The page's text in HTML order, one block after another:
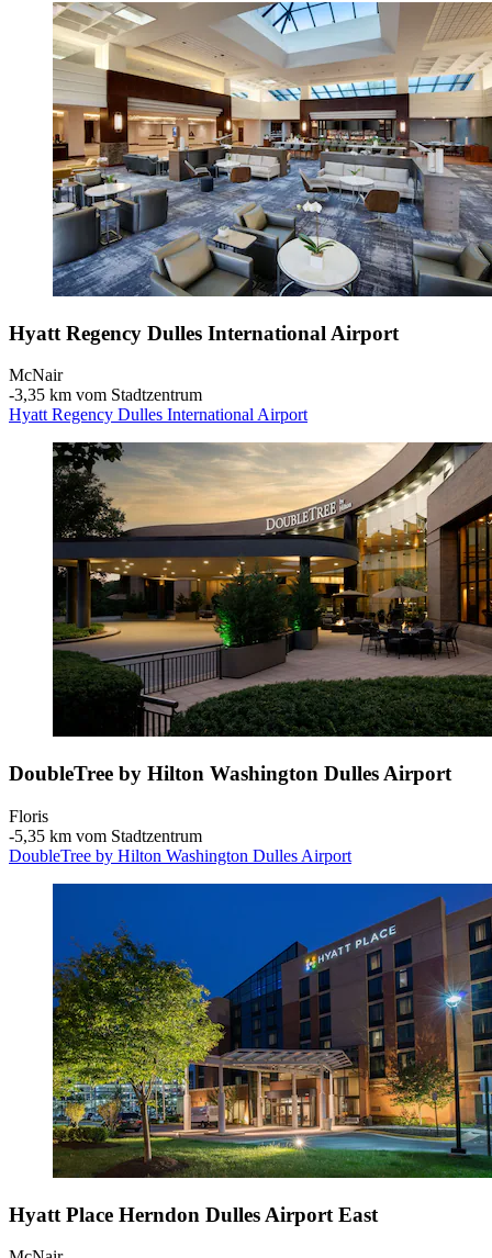
Hyatt Regency Dulles International Airport
McNair
‐3,35 km vom Stadtzentrum
Hyatt Regency Dulles International Airport
DoubleTree by Hilton Washington Dulles Airport
Floris
‐5,35 km vom Stadtzentrum
DoubleTree by Hilton Washington Dulles Airport
Hyatt Place Herndon Dulles Airport East